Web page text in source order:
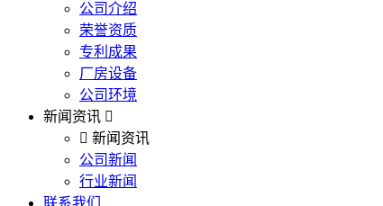
公司介绍
荣誉资质
专利成果
厂房设备
公司环境
新闻资讯
新闻资讯
公司新闻
行业新闻